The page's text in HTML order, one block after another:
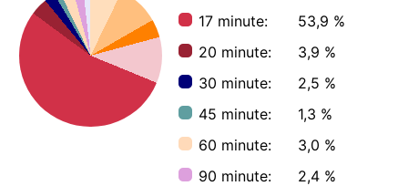
17 minute:
53,9 %
20 minute:
3,9 %
30 minute:
2,5 %
45 minute:
1,3 %
60 minute:
3,0 %
90 minute:
2,4 %